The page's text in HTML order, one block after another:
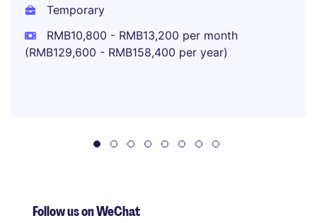
Temporary
RMB10,800 - RMB13,200 per month
(RMB129,600 - RMB158,400 per year)
Follow us on WeChat